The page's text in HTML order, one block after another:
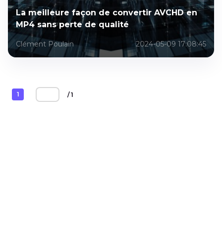
La meilleure façon de convertir AVCHD en
MP4 sans perte de qualité
Clément Poulain 2024-05-09 17:08:45
1 / 1